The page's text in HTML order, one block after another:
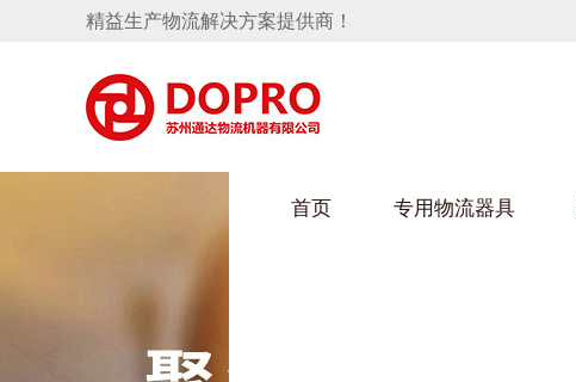
精益生产物流解决方案提供商！
首页 专用物流器具
汽车行业